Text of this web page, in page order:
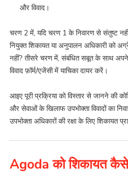
और विवाद।
चरण 2 में, यदि चरण 1 के निवारण से संतुष्ट
नियुक्त शिकायत या अनुपालन अधिकारी को
नहीं? तीसरे चरण में, संबंधित सबूत के साथ अपने
विवाद फ़ॉर्म/एजेंसी में याचिका दायर करें।
आइए पूरी प्रक्रिया को विस्तार से जानने की
और सेवाओं के खिलाफ उपभोक्ता विवादों का
उपभोक्ता अधिकारों की रक्षा के लिए शिकायत
Agoda को शिकायत